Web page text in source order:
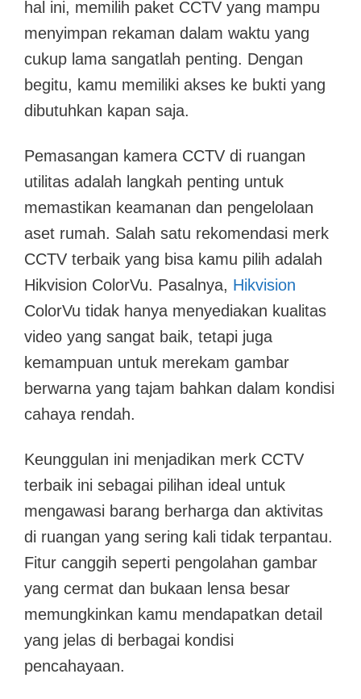
hal ini, memilih paket CCTV yang mampu
menyimpan rekaman dalam waktu yang
cukup lama sangatlah penting. Dengan
begitu, kamu memiliki akses ke bukti yang
dibutuhkan kapan saja.
Pemasangan kamera CCTV di ruangan
utilitas adalah langkah penting untuk
memastikan keamanan dan pengelolaan
aset rumah. Salah satu rekomendasi merk
CCTV terbaik yang bisa kamu pilih adalah
Hikvision ColorVu. Pasalnya, Hikvision
ColorVu tidak hanya menyediakan kualitas
video yang sangat baik, tetapi juga
kemampuan untuk merekam gambar
berwarna yang tajam bahkan dalam kondisi
cahaya rendah.
Keunggulan ini menjadikan merk CCTV
terbaik ini sebagai pilihan ideal untuk
mengawasi barang berharga dan aktivitas
di ruangan yang sering kali tidak terpantau.
Fitur canggih seperti pengolahan gambar
yang cermat dan bukaan lensa besar
memungkinkan kamu mendapatkan detail
yang jelas di berbagai kondisi
pencahayaan.